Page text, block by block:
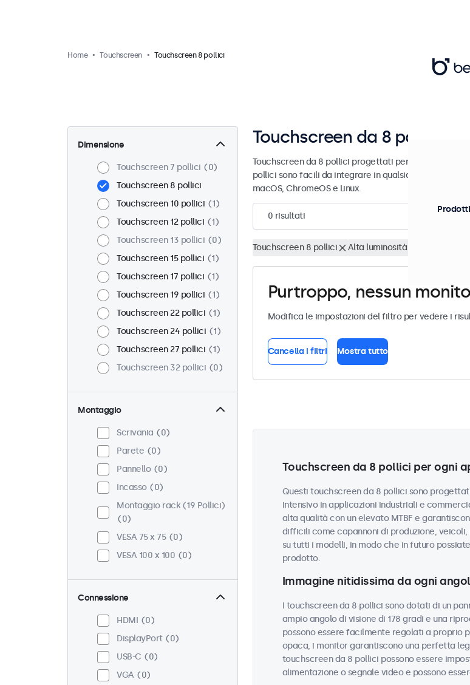
Home Touchscreen Touchscreen 8 pollici
Dimensione
Touchscreen 7 pollici
0
Touchscreen 8 pollici
Touchscreen 10 pollici
1
Touchscreen 12 pollici
1
Touchscreen 13 pollici
0
Touchscreen 15 pollici
1
Touchscreen 17 pollici
1
Touchscreen 19 pollici
1
Touchscreen 22 pollici
1
Touchscreen 24 pollici
1
Touchscreen 27 pollici
1
Touchscreen 32 pollici
0
Montaggio
Scrivania
0
Parete
0
Pannello
0
Incasso
0
Montaggio rack (19 Pollici)
0
VESA 75 x 75
0
VESA 100 x 100
0
Connessione
HDMI
0
DisplayPort
0
USB-C
0
VGA
0
Touchscreen da 8 pollici
Touchscreen da 8 pollici progettati per uso
pollici sono facili da integrare in qualsiasi contesto e
macOS, ChromeOS e Linux.
0 risultati
Touchscreen 8 pollici Alta luminosità
Purtroppo, nessun
Modifica le impostazioni del filtro per vedere i
Cancella i filtri Mostra tutto
Touchscreen da 8 pollici per ogni
Questi touchscreen da 8 pollici sono
intensivo in applicazioni industriali e
alta qualità con un elevato MTBF e
difficili come capannoni di produzione,
su tutti i modelli, in modo che in futuro
prodotto.
Immagine nitidissima da ogni
I touchscreen da 8 pollici sono dotati di un
ampio angolo di visione di 178 gradi e una
possono essere facilmente regolati a proprio
opaca, i monitor garantiscono una perfetta
touchscreen da 8 pollici possono essere
alimentazione o segnale video e possono
Prodotti